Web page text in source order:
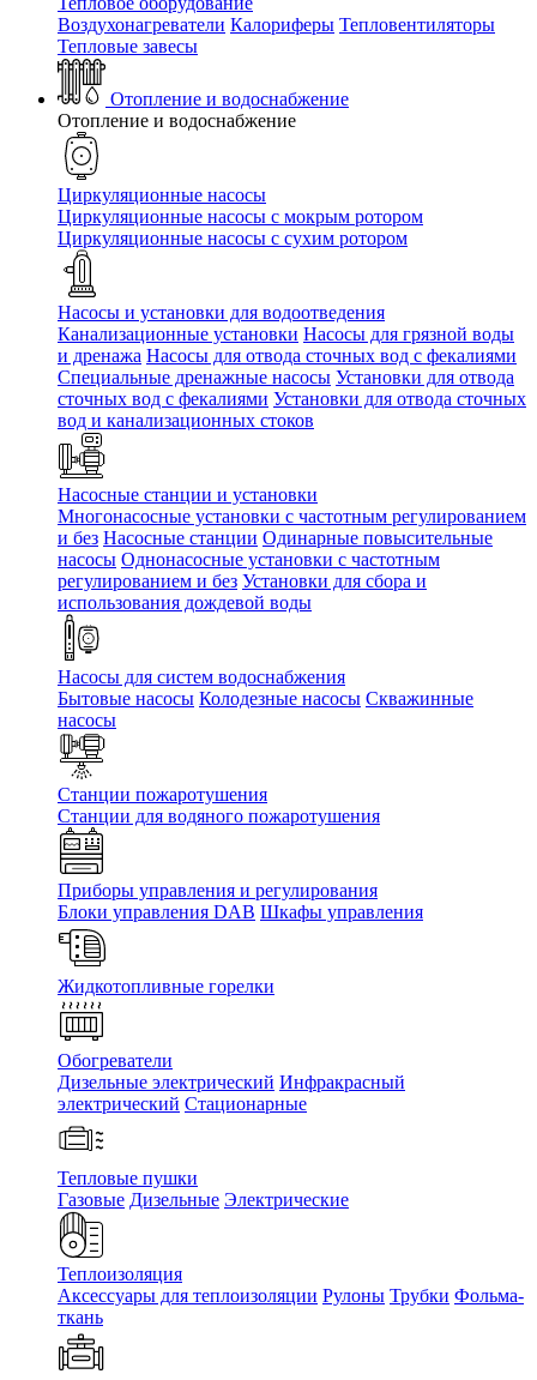
Воздухонагреватели Калориферы Тепловентиляторы
Тепловые завесы
Отопление и водоснабжение
Отопление и водоснабжение
Циркуляционные насосы
Циркуляционные насосы с мокрым ротором
Циркуляционные насосы с сухим ротором
Насосы и установки для водоотведения
Канализационные установки Насосы для грязной воды
и дренажа Насосы для отвода сточных вод c фекалиями
Специальные дренажные насосы Установки для отвода
сточных вод c фекалиями Установки для отвода сточных
вод и канализационных стоков
Насосные станции и установки
Многонасосные установки с частотным регулированием
и без Насосные станции Одинарные повысительные
насосы Однонасосные установки с частотным
регулированием и без Установки для сбора и
использования дождевой воды
Насосы для систем водоснабжения
Бытовые насосы Колодезные насосы Скважинные
насосы
Станции пожаротушения
Станции для водяного пожаротушения
Приборы управления и регулирования
Блоки управления DAB Шкафы управления
Жидкотопливные горелки
Обогреватели
Дизельные электрический Инфракрасный
электрический Стационарные
Тепловые пушки
Газовые Дизельные Электрические
Теплоизоляция
Аксессуары для теплоизоляции Рулоны Трубки Фольма-
ткань